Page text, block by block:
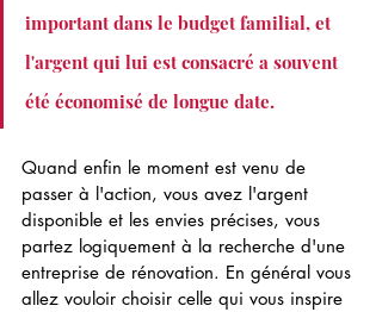
important dans le budget familial, et
l'argent qui lui est consacré a souvent
été économisé de longue date.
Quand enfin le moment est venu de
passer à l'action, vous avez l'argent
disponible et les envies précises, vous
partez logiquement à la recherche d'une
entreprise de rénovation. En général vous
allez vouloir choisir celle qui vous inspire